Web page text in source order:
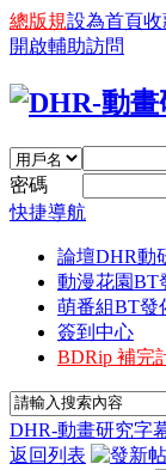
總版規設為首頁收
開啟輔助訪問
密碼
快捷導航
論壇DHR動
動漫花園BT
萌番組BT發
簽到中心
BDRip 補完
DHR-動畫研究字
返回列表